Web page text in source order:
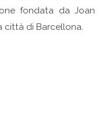
fondata da Joan
città di Barcellona.